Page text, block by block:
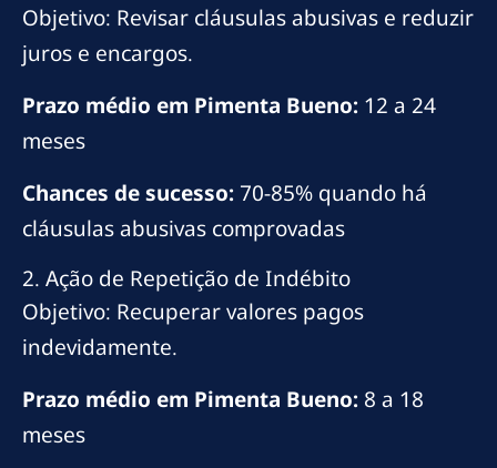
Objetivo: Revisar cláusulas abusivas e reduzir
juros e encargos.
Prazo médio em Pimenta Bueno: 12 a 24
meses
Chances de sucesso: 70-85% quando há
cláusulas abusivas comprovadas
2. Ação de Repetição de Indébito
Objetivo: Recuperar valores pagos
indevidamente.
Prazo médio em Pimenta Bueno: 8 a 18
meses